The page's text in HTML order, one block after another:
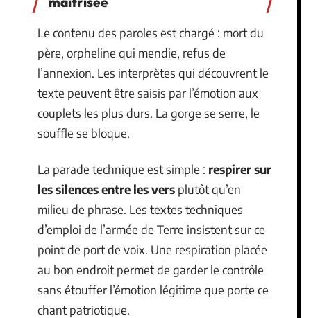
Le contenu des paroles est chargé : mort du
père, orpheline qui mendie, refus de
l’annexion. Les interprètes qui découvrent le
texte peuvent être saisis par l’émotion aux
couplets les plus durs. La gorge se serre, le
souffle se bloque.
La parade technique est simple : respirer sur
les silences entre les vers plutôt qu’en
milieu de phrase. Les textes techniques
d’emploi de l’armée de Terre insistent sur ce
point de port de voix. Une respiration placée
au bon endroit permet de garder le contrôle
sans étouffer l’émotion légitime que porte ce
chant patriotique.